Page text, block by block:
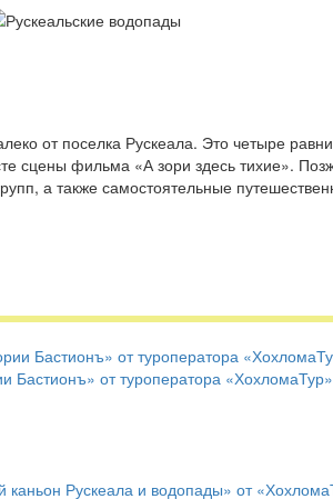
от поселка Рускеала. Это четыре
сцены фильма «А зори здесь тихие».
а также самостоятельные
Бастионъ» от туроператора «ХохломаТур»